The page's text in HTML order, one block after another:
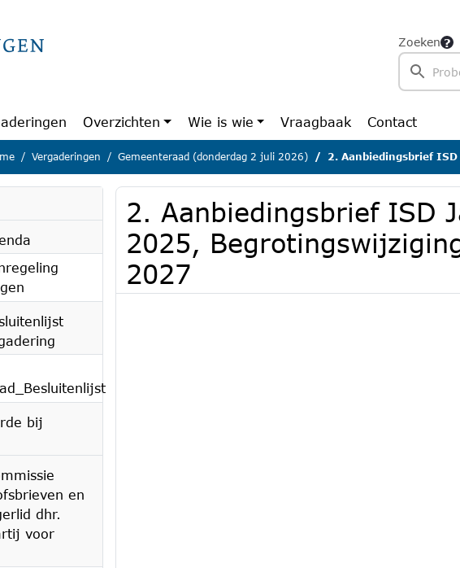
Zoeken
Overzichten Wie is wie Vraagbaak Contact
Vergaderingen Gemeenteraad (donderdag 2 juli 2026) 2. Aanbiedingsbrief ISD Jaarstukken
bij
en
dhr.
voor
2. Aanbiedingsbrief ISD
2025,
2027